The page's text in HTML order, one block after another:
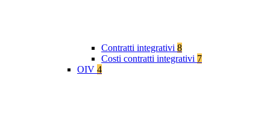
Contratti integrativi 8
Costi contratti integrativi 7
OIV 4